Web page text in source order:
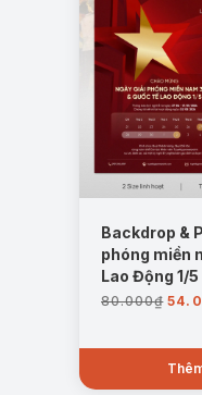
Backdrop &
phóng miền
Lao Động 1/5
80.000₫ Giá